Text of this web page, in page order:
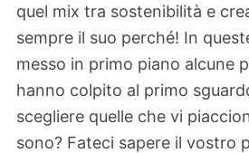
quel mix tra sostenibilità e
sempre il suo perché! In
messo in primo piano alcune
hanno colpito al primo
scegliere quelle che vi
sono? Fateci sapere il vostro